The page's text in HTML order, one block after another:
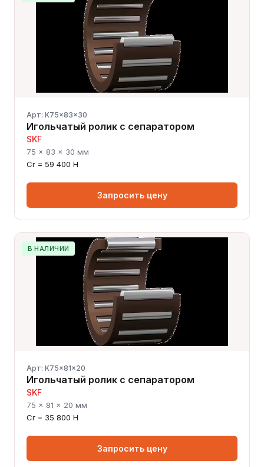
Арт: K75x83x30
Игольчатый ролик с сепаратором
SKF
75 × 83 × 30 мм
Cr = 59 400 Н
Запросить цену
В НАЛИЧИИ
Арт: K75x81x20
Игольчатый ролик с сепаратором
SKF
75 × 81 × 20 мм
Cr = 35 800 Н
Запросить цену